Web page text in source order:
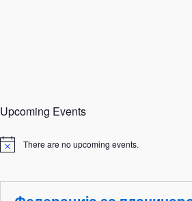
Upcoming Events
N
i
There are no upcoming events.